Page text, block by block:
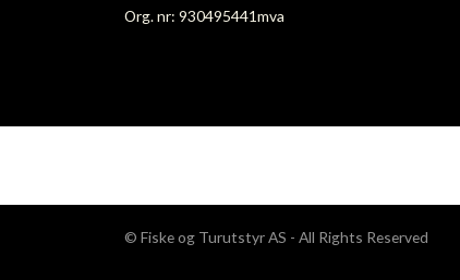
Org. nr: 930495441mva
© Fiske og Turutstyr AS - All Rights Reserved